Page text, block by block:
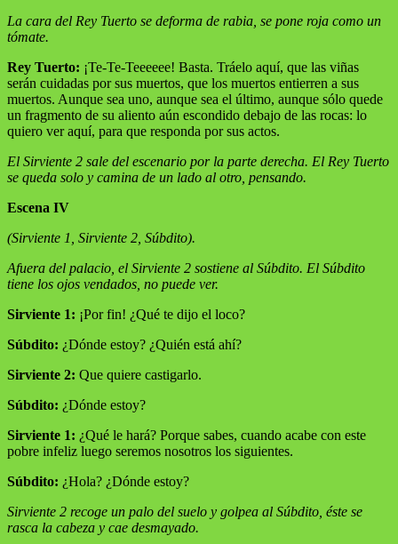
La cara del Rey Tuerto se deforma de rabia, se pone roja como un
tómate.
Rey Tuerto: ¡Te-Te-Teeeeee! Basta. Tráelo aquí, que las viñas
serán cuidadas por sus muertos, que los muertos entierren a sus
muertos. Aunque sea uno, aunque sea el último, aunque sólo quede
un fragmento de su aliento aún escondido debajo de las rocas: lo
quiero ver aquí, para que responda por sus actos.
El Sirviente 2 sale del escenario por la parte derecha. El Rey Tuerto
se queda solo y camina de un lado al otro, pensando.
Escena IV
(Sirviente 1, Sirviente 2, Súbdito).
Afuera del palacio, el Sirviente 2 sostiene al Súbdito. El Súbdito
tiene los ojos vendados, no puede ver.
Sirviente 1: ¡Por fin! ¿Qué te dijo el loco?
Súbdito: ¿Dónde estoy? ¿Quién está ahí?
Sirviente 2: Que quiere castigarlo.
Súbdito: ¿Dónde estoy?
Sirviente 1: ¿Qué le hará? Porque sabes, cuando acabe con este
pobre infeliz luego seremos nosotros los siguientes.
Súbdito: ¿Hola? ¿Dónde estoy?
Sirviente 2 recoge un palo del suelo y golpea al Súbdito, éste se
rasca la cabeza y cae desmayado.